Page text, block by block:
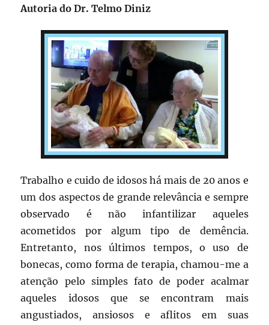
Autoria do Dr. Telmo Diniz
Trabalho e cuido de idosos há mais de 20 anos e
um dos aspectos de grande relevância e sempre
observado é não infantilizar aqueles
acometidos por algum tipo de demência.
Entretanto, nos últimos tempos, o uso de
bonecas, como forma de terapia, chamou-me a
atenção pelo simples fato de poder acalmar
aqueles idosos que se encontram mais
angustiados, ansiosos e aflitos em suas